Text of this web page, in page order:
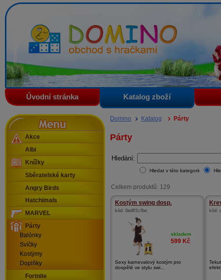
Domino - obchod s hračkami
Úvodní stránka Katalog zboží
Domino Katalog Párty
Párty
Hledání:
Hledat v této kategorii
Celkem produktů: 129
Kostým swing dosp.
kód: 0edff1cfbe,
skladem
599 Kč
Sexy karnevalový kostým pro
dospělé ve stylu swi...
kód:
Menu
Akce
Albi
Knížky
Sběratelské karty
Angry Birds
Hatchimals
MARVEL
Párty
Balónky
Svíčky
Kostýmy
Doplňky
Fortnite